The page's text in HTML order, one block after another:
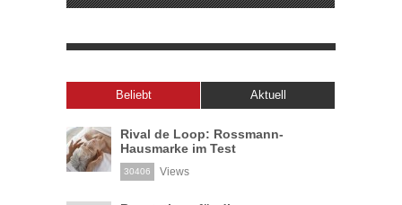
Beliebt Aktuell
Rival de Loop: Rossmann-
Hausmarke im Test
30406 Views